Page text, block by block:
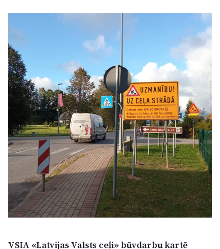
Kultūra
Bizness
Video
Vieta
Sludinājumi
Pasākumi
Reklāma
VSIA «Latvijas Valsts ceļi» būvdarbu kartē